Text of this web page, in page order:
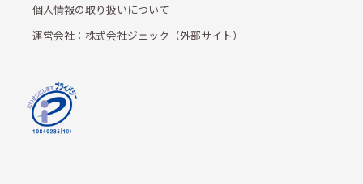
個人情報の取り扱いについて
運営会社：株式会社ジェック（外部サイト）